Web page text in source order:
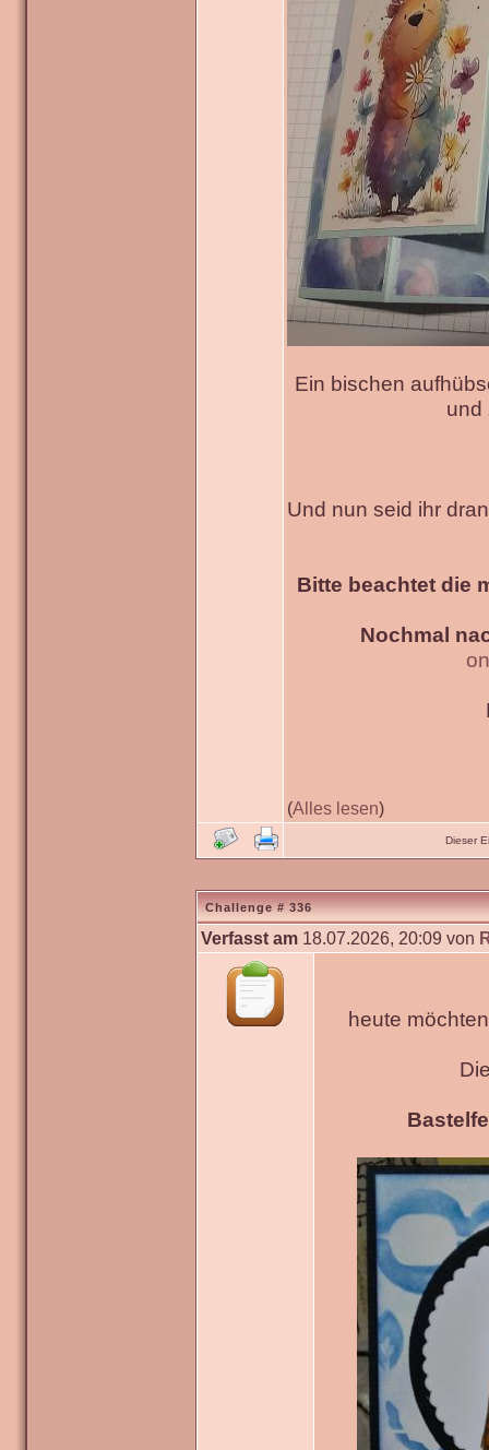
Ein bischen
und
Und nun seid ihr
Bitte beachtet die
Nochmal
(Alles lesen)
Dieser
Challenge # 336
Verfasst am 18.07.2026, 20:09 von
heute